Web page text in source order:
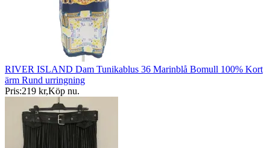
RIVER ISLAND Dam Tunikablus 36 Marinblå Bomull 100% Kort
ärm Rund urringning
Pris:219 kr,Köp nu.